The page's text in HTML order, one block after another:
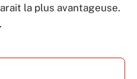
la plus avantageuse.